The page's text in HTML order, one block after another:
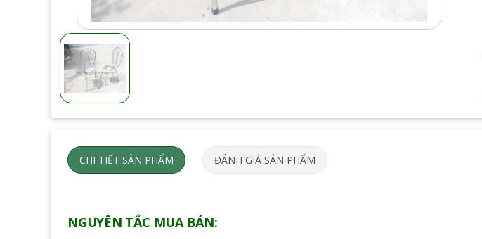
CHI TIẾT SẢN PHẨM ĐÁNH GIÁ SẢN PHẨM
NGUYÊN TẮC MUA BÁN: